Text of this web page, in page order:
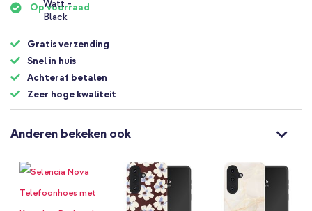
Op voorraad
Gratis verzending
Snel in huis
Achteraf betalen
Zeer hoge kwaliteit
Anderen bekeken ook